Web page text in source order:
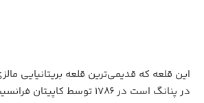
این قلعه که قدیمی‌ترین قلعه بریتانیایی
در پنانگ است در ۱۷۸۶ توسط